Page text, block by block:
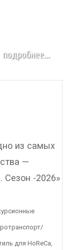
подробнее...
из самых
—
Сезон -2026»
для HoReCa,